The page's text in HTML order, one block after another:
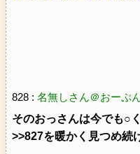
828 : 名無しさん＠おーぷ
そのおっさんは今でも○
>>827を暖かく見つめ続